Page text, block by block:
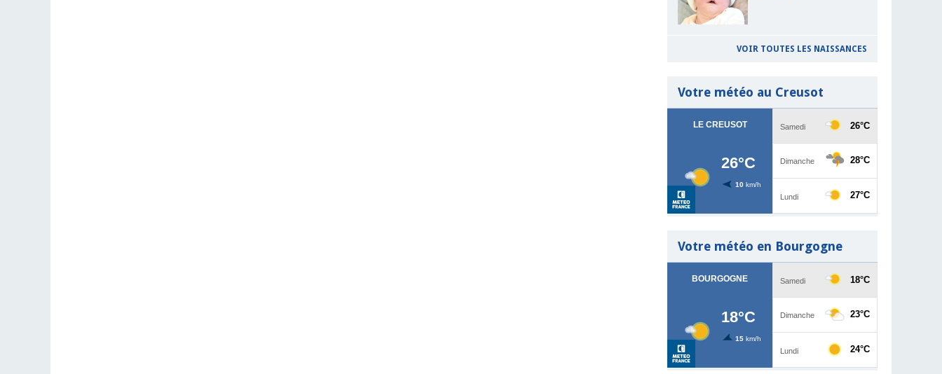
VOIR TOUTES LES NAISSANCES
Votre météo au Creusot
Votre météo en Bourgogne